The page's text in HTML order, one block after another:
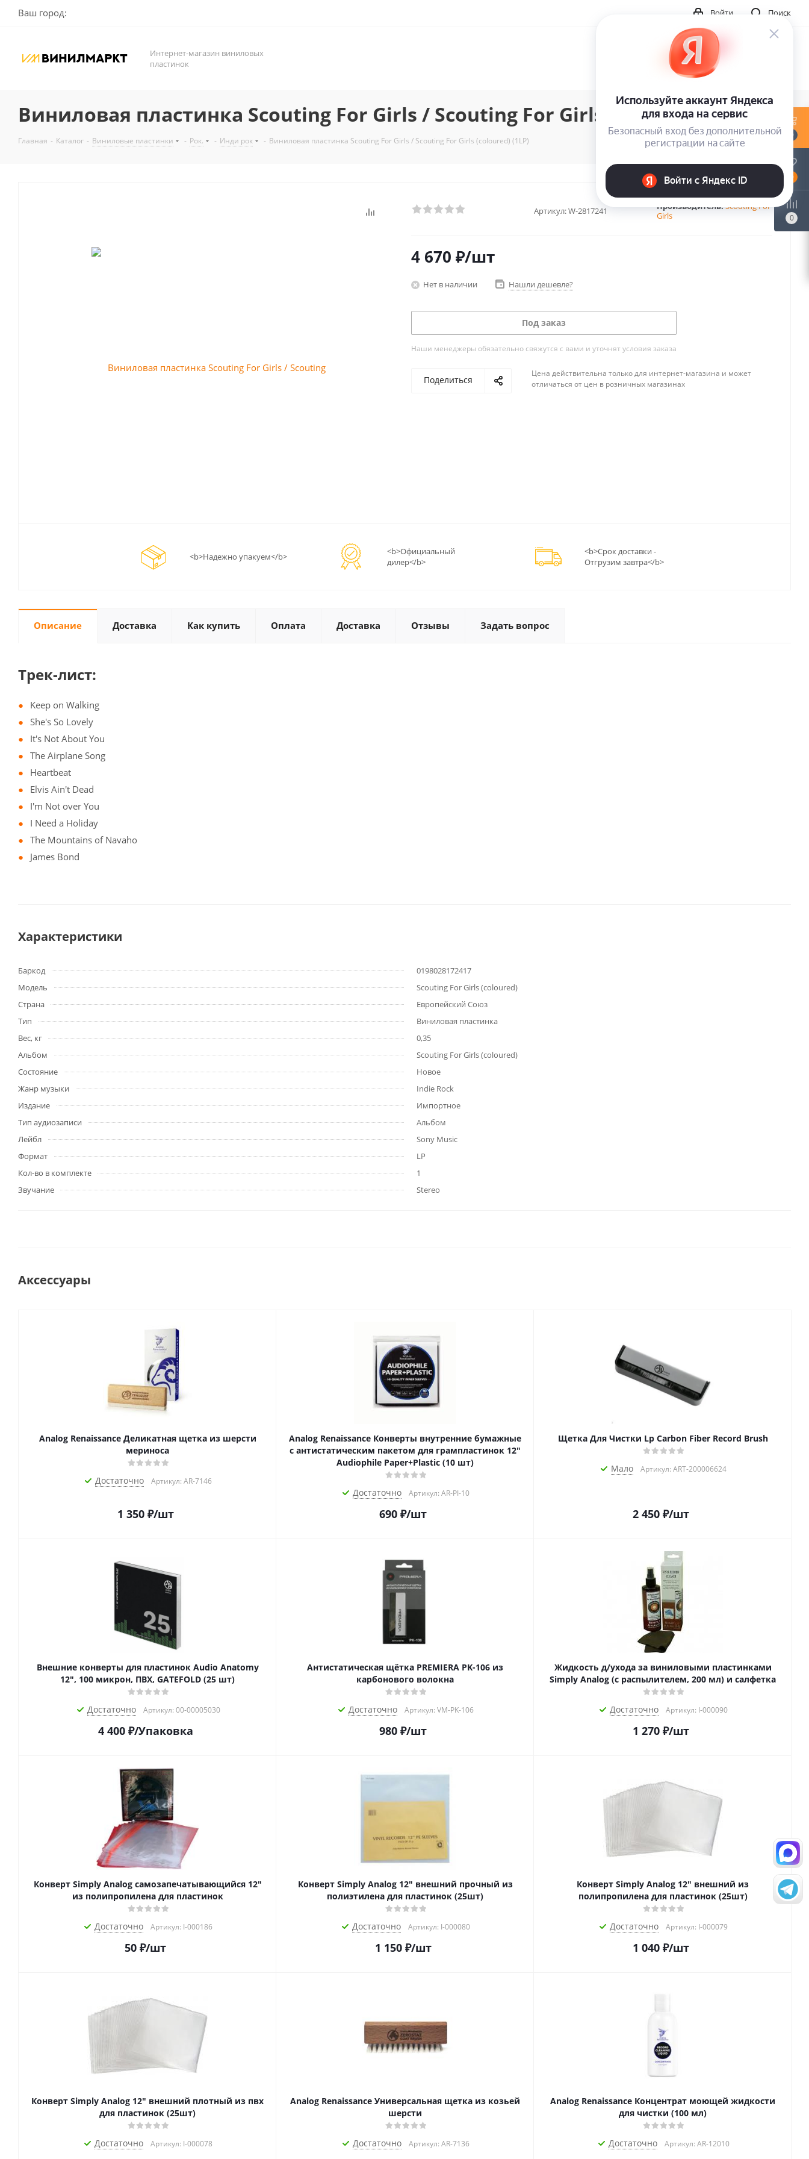
Ваш город: Поиск
Войти
Интернет-магазин виниловых
пластинок
Виниловая пластинка Scouting For Girls / Scouting For Girls (coloured) (1LP)
Главная - Каталог - Виниловые пластинки - Рок. - Инди рок - Виниловая пластинка Scouting For Girls / Scouting For Girls (coloured) (1LP)
Артикул:W-2817241 Производитель:Scouting For
Girls
4 670 ₽/шт
Нет в наличии Нашли дешевле?
Под заказ
Наши менеджеры обязательно свяжутся с вами и уточнят условия заказа
Поделиться
Цена действительна только для интернет-магазина и может
отличаться от цен в розничных магазинах
<b>Надежно упакуем</b>
<b>Официальный
дилер</b>
<b>Срок доставки -
Отгрузим завтра</b>
Описание Доставка Как купить Оплата Доставка Отзывы Задать вопрос
Трек-лист:
Keep on Walking
She's So Lovely
It's Not About You
The Airplane Song
Heartbeat
Elvis Ain't Dead
I'm Not over You
I Need a Holiday
The Mountains of Navaho
James Bond
Характеристики
Баркод
0198028172417
Модель
Scouting For Girls (coloured)
Страна
Европейский Союз
Тип
Виниловая пластинка
Вес, кг
0,35
Альбом
Scouting For Girls (coloured)
Состояние
Новое
Жанр музыки
Indie Rock
Издание
Импортное
Тип аудиозаписи
Альбом
Лейбл
Sony Music
Формат
LP
Кол-во в комплекте
1
Звучание
Stereo
Аксессуары
Analog Renaissance Деликатная щетка из шерсти
мериноса
Достаточно Артикул: AR-7146
1 350₽/шт
Analog Renaissance Конверты внутренние бумажные
с антистатическим пакетом для грампластинок 12"
Audiophile Paper+Plastic (10 шт)
Достаточно Артикул: AR-PI-10
690 ₽/шт
Щетка Для Чистки Lp Carbon Fiber Record Brush
Мало Артикул: ART-200006624
2 450₽/шт
Внешние конверты для пластинок Audio Anatomy
12", 100 микрон, ПВХ, GATEFOLD (25 шт)
Достаточно Артикул: 00-00005030
4 400₽/Упаковка
Антистатическая щётка PREMIERA PK-106 из
карбонового волокна
Достаточно Артикул: VM-PK-106
980 ₽/шт
Жидкость д/ухода за виниловыми пластинками
Simply Analog (с распылителем, 200 мл) и салфетка
Достаточно Артикул: I-000090
1 270₽/шт
Конверт Simply Analog самозапечатывающийся 12"
из полипропилена для пластинок
Достаточно Артикул: I-000186
50 ₽/шт
Конверт Simply Analog 12" внешний прочный из
полиэтилена для пластинок (25шт)
Достаточно Артикул: I-000080
1 150₽/шт
Конверт Simply Analog 12" внешний из
полипропилена для пластинок (25шт)
Достаточно Артикул: I-000079
1 040₽/шт
Конверт Simply Analog 12" внешний плотный из пвх
для пластинок (25шт)
Достаточно Артикул: I-000078
Analog Renaissance Универсальная щетка из козьей
шерсти
Достаточно Артикул: AR-7136
Analog Renaissance Концентрат моющей жидкости
для чистки (100 мл)
Достаточно Артикул: AR-12010
0
0
0